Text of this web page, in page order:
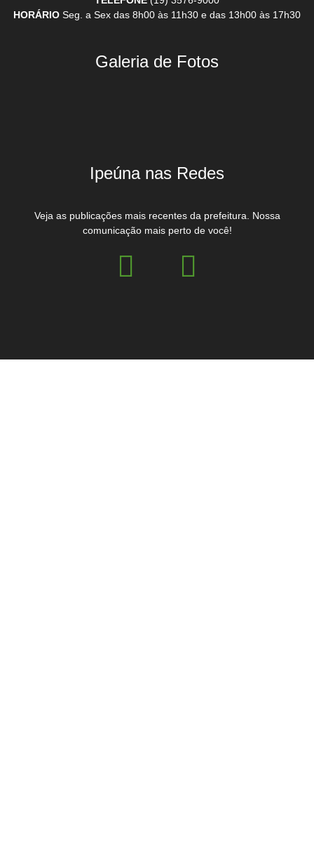
HORÁRIO Seg. a Sex das 8h00 às 11h30 e das 13h00 às 17h30
Galeria de Fotos
Ipeúna nas Redes
Veja as publicações mais recentes da prefeitura. Nossa
comunicação mais perto de você!